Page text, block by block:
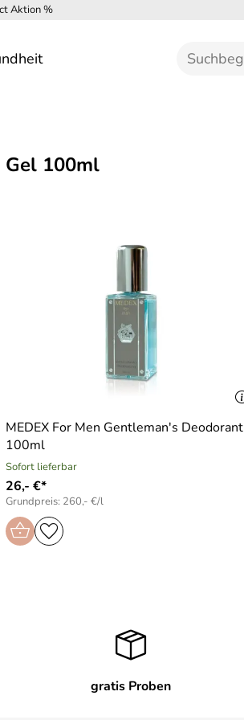
Aktion %
Gel 100ml
MEDEX For Men Gentleman′s Deodorant
100ml
Sofort lieferbar
26,- €*
Grundpreis: 260,- €/l
gratis Proben